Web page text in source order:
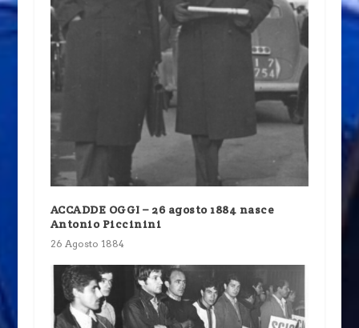
ACCADDE OGGI – 26 agosto 1884 nasce
Antonio Piccinini
26 Agosto 1884